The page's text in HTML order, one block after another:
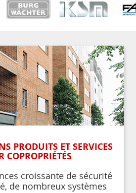
PRODUITS ET SERVICES
COPROPRIÉTÉS
croissante de sécurité
de nombreux systèmes